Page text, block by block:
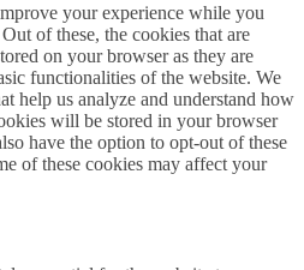
your experience while you
of these, the cookies that are
on your browser as they are
functionalities of the website. We
help us analyze and understand how
will be stored in your browser
have the option to opt-out of these
of these cookies may affect your